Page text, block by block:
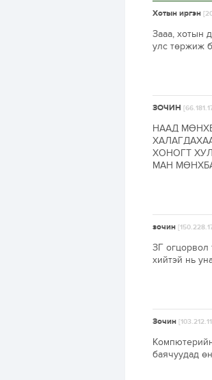
Хотын иргэн
Зааа, хотын
улс төржиж
ЗОЧИН
НААД
ХОНОГТ
МАН
зочин
ЗГ огцорвол
хийтэй нь
Зочин
баячуудад